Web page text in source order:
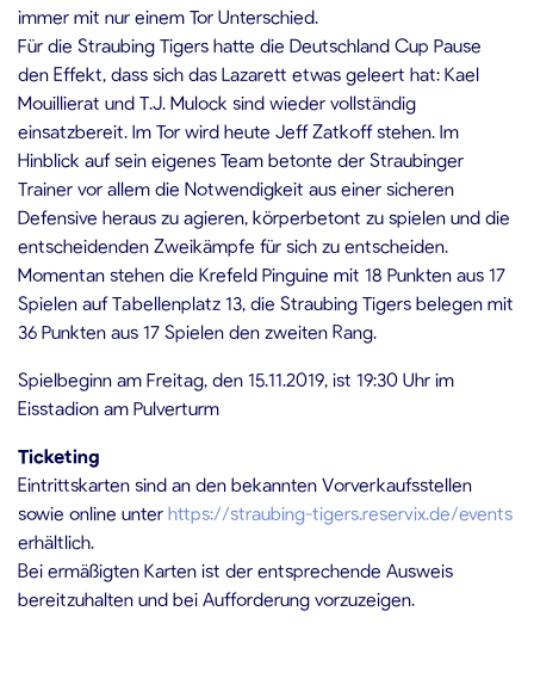
immer mit nur einem Tor Unterschied.
Für die Straubing Tigers hatte die Deutschland Cup Pause
den Effekt, dass sich das Lazarett etwas geleert hat: Kael
Mouillierat und T.J. Mulock sind wieder vollständig
einsatzbereit. Im Tor wird heute Jeff Zatkoff stehen. Im
Hinblick auf sein eigenes Team betonte der Straubinger
Trainer vor allem die Notwendigkeit aus einer sicheren
Defensive heraus zu agieren, körperbetont zu spielen und die
entscheidenden Zweikämpfe für sich zu entscheiden.
Momentan stehen die Krefeld Pinguine mit 18 Punkten aus 17
Spielen auf Tabellenplatz 13, die Straubing Tigers belegen mit
36 Punkten aus 17 Spielen den zweiten Rang.
Spielbeginn am Freitag, den 15.11.2019, ist 19:30 Uhr im
Eisstadion am Pulverturm
Ticketing
Eintrittskarten sind an den bekannten Vorverkaufsstellen
sowie online unter https://straubing-tigers.reservix.de/events
erhältlich.
Bei ermäßigten Karten ist der entsprechende Ausweis
bereitzuhalten und bei Aufforderung vorzuzeigen.